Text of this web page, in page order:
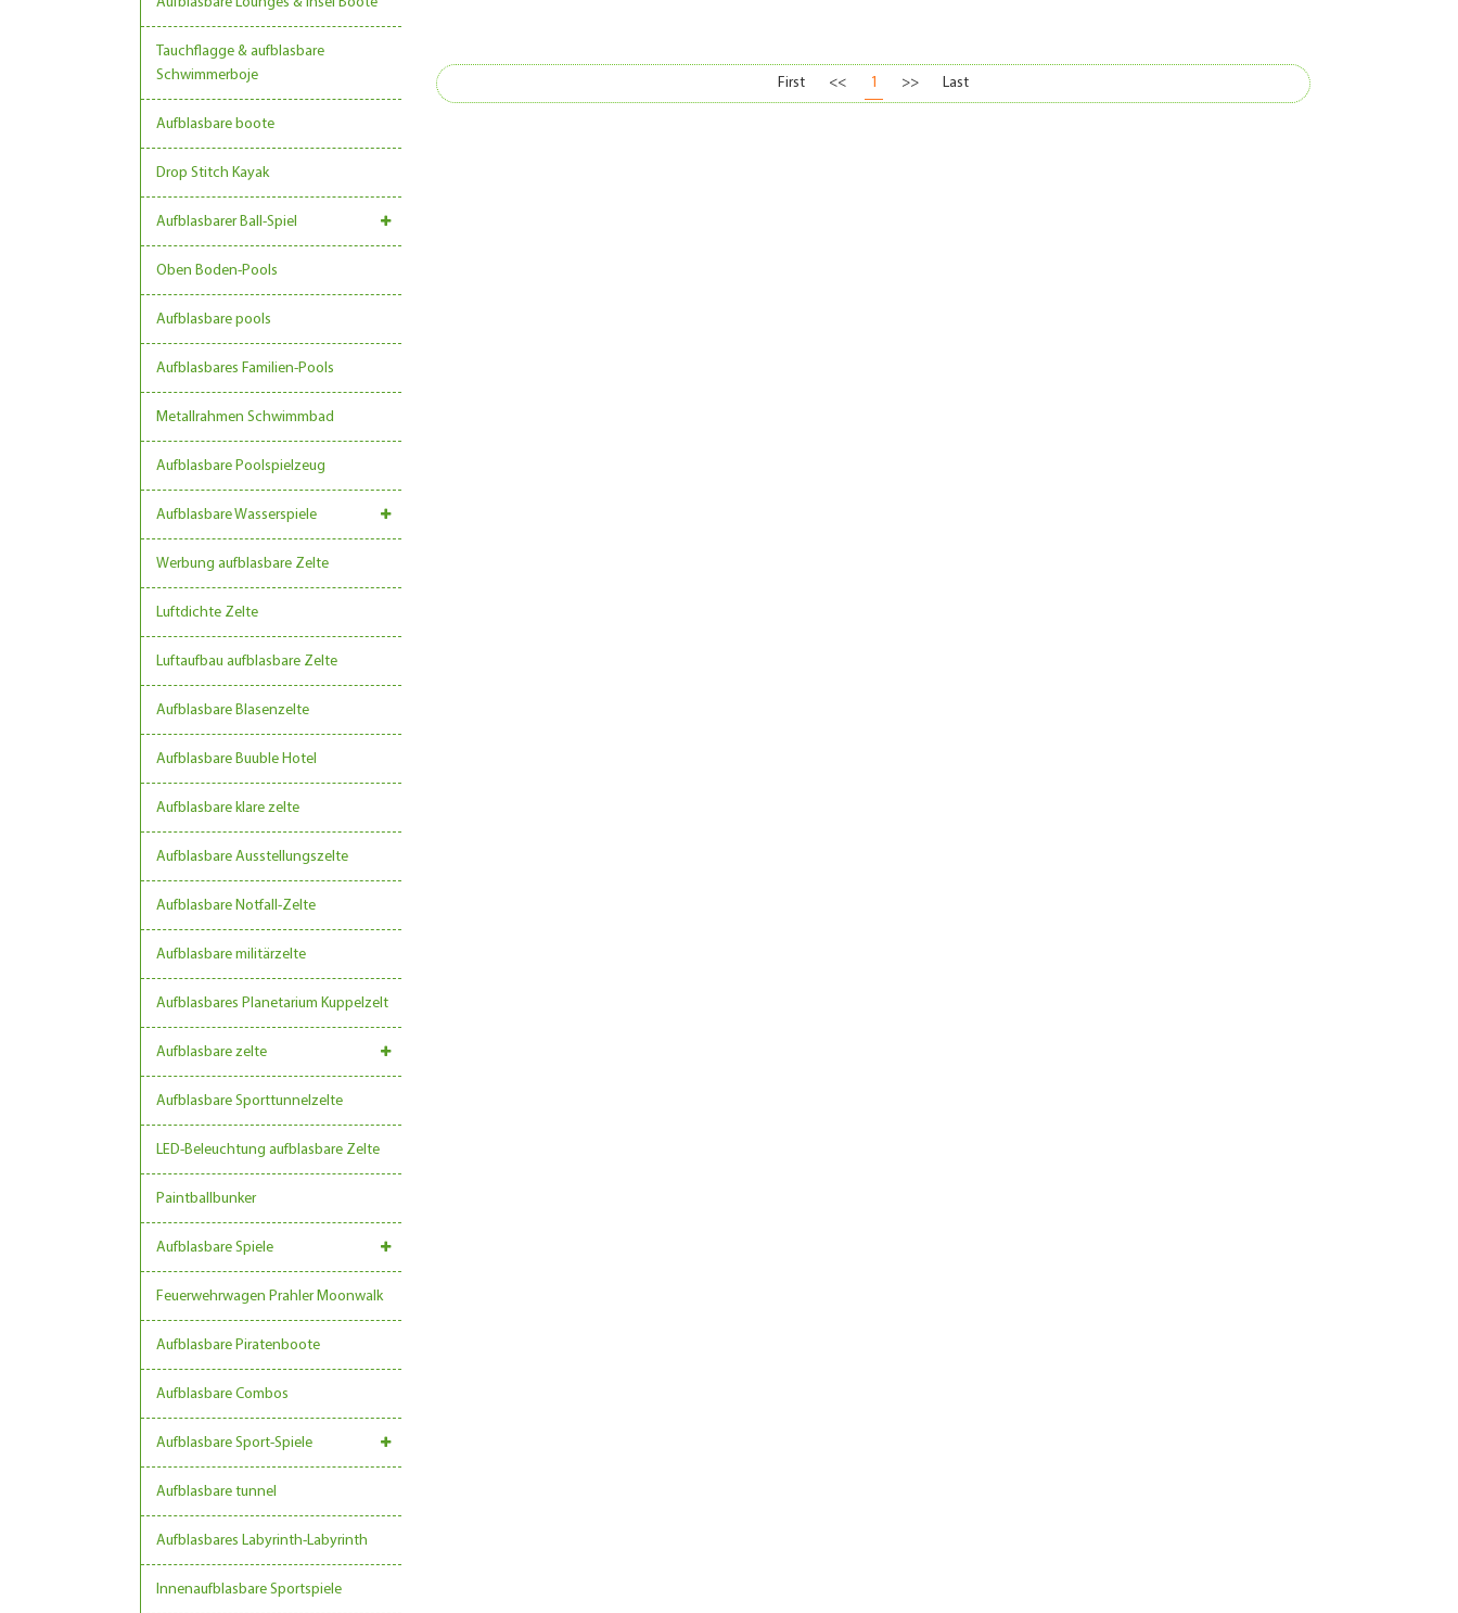
Tauchflagge & aufblasbare
Schwimmerboje
Aufblasbare boote
Drop Stitch Kayak
Aufblasbarer Ball-Spiel
Oben Boden-Pools
Aufblasbare pools
Aufblasbares Familien-Pools
Metallrahmen Schwimmbad
Aufblasbare Poolspielzeug
Aufblasbare Wasserspiele
Werbung aufblasbare Zelte
Luftdichte Zelte
Luftaufbau aufblasbare Zelte
Aufblasbare Blasenzelte
Aufblasbare Buuble Hotel
Aufblasbare klare zelte
Aufblasbare Ausstellungszelte
Aufblasbare Notfall-Zelte
Aufblasbare militärzelte
Aufblasbares Planetarium Kuppelzelt
Aufblasbare zelte
Aufblasbare Sporttunnelzelte
LED-Beleuchtung aufblasbare Zelte
Paintballbunker
Aufblasbare Spiele
Feuerwehrwagen Prahler Moonwalk
Aufblasbare Piratenboote
Aufblasbare Combos
Aufblasbare Sport-Spiele
Aufblasbare tunnel
Aufblasbares Labyrinth-Labyrinth
Innenaufblasbare Sportspiele
First << 1 >> Last